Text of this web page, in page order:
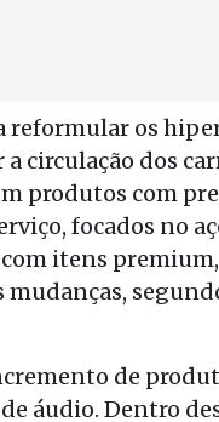
os
circulação dos
produtos com
focados no
itens
mudanças,
de
áudio. Dentro